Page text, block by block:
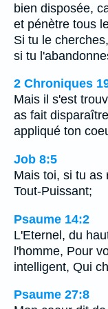
bien disposée,
et pénètre tous
Si tu le
si tu
2 Chroniques
Mais il s'est
as fait
appliqué ton
Job 8:5
Mais toi, si tu as
Tout-Puissant;
Psaume 14:2
L'Eternel, du
l'homme, Pour
intelligent, Qui
Psaume 27:8